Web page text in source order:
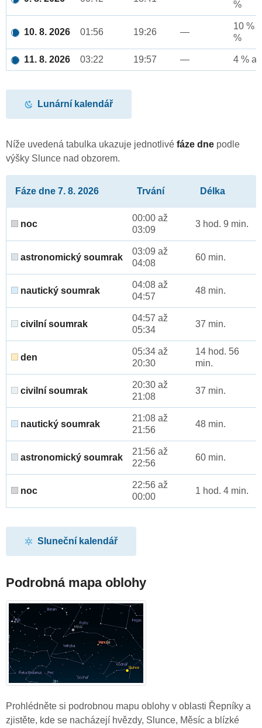
%
10. 8. 2026 01:56 19:26 —
10 %
%
11. 8. 2026 03:22 19:57 — 4 %
Lunární kalendář
Níže uvedená tabulka ukazuje jednotlivé fáze dne podle
výšky Slunce nad obzorem.
Fáze dne 7. 8. 2026 Trvání Délka
noc
00:00 až
03:09
3 hod. 9 min.
astronomický soumrak
03:09 až
04:08
60 min.
nautický soumrak
04:08 až
04:57
48 min.
civilní soumrak
04:57 až
05:34
37 min.
den
05:34 až
20:30
14 hod. 56
min.
civilní soumrak
20:30 až
21:08
37 min.
nautický soumrak
21:08 až
21:56
48 min.
astronomický soumrak
21:56 až
22:56
60 min.
noc
22:56 až
00:00
1 hod. 4 min.
Sluneční kalendář
Podrobná mapa oblohy
Prohlédněte si podrobnou mapu oblohy v oblasti Řepníky a
zjistěte, kde se nacházejí hvězdy, Slunce, Měsíc a blízké